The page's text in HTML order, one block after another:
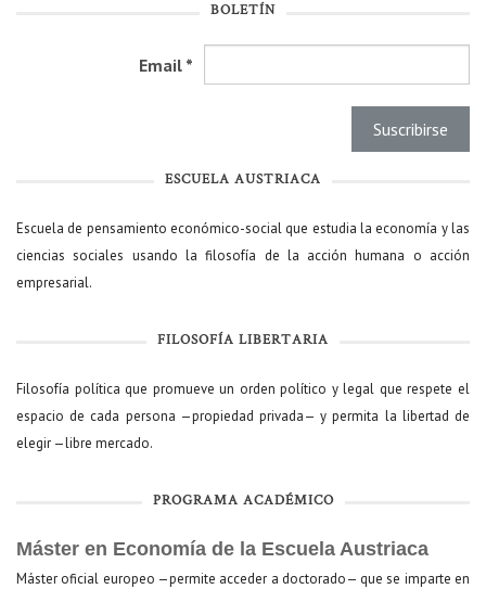
BOLETÍN
Email *
ESCUELA AUSTRIACA
Escuela de pensamiento económico-social que estudia la economía y las
ciencias sociales usando la filosofía de la acción humana o acción
empresarial.
FILOSOFÍA LIBERTARIA
Filosofía política que promueve un orden político y legal que respete el
espacio de cada persona —propiedad privada— y permita la libertad de
elegir —libre mercado.
PROGRAMA ACADÉMICO
Máster en Economía de la Escuela Austriaca
Máster oficial europeo —permite acceder a doctorado— que se imparte en